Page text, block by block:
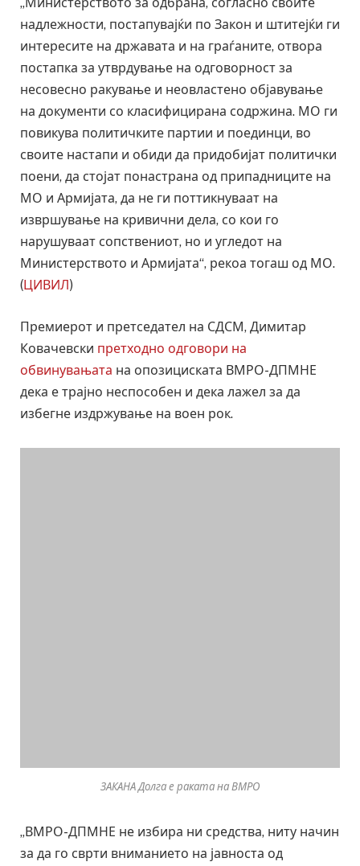
надлежности, постапувајќи по Закон и штитејќи ги
интересите на државата и на граѓаните, отвора
постапка за утврдување на одговорност за
несовесно ракување и неовластено објавување
на документи со класифицирана содржина. МО ги
повикува политичките партии и поединци, во
своите настапи и обиди да придобијат политички
поени, да стојат понастрана од припадниците на
МО и Армијата, да не ги поттикнуваат на
извршување на кривични дела, со кои го
нарушуваат сопствениот, но и угледот на
Министерството и Армијата“, рекоа тогаш од МО.
(ЦИВИЛ)
Премиерот и претседател на СДСМ, Димитар
Ковачевски претходно одговори на
обвинувањата на опозициската ВМРО-ДПМНЕ
дека е трајно неспособен и дека лажел за да
избегне издржување на воен рок.
ЗАКАНА Долга е раката на ВМРО
„ВМРО-ДПМНЕ не избира ни средства, ниту начин
за да го сврти вниманието на јавноста од